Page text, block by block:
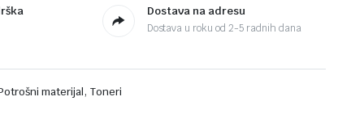
Dostava na adresu
Dostava u roku od 2-5 radnih dana
materijal, Toneri